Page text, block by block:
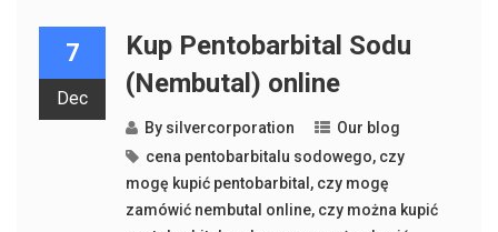
7
Dec
Kup Pentobarbital Sodu
(Nembutal) online
By silvercorporation
Our blog
cena pentobarbitalu sodowego, czy
mogę kupić pentobarbital , czy mogę
zamówić nembutal online, czy można kupić